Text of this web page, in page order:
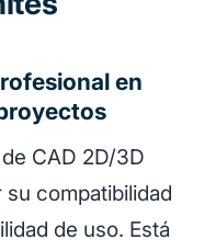
en
CAD 2D/3D
compatibilidad
de uso. Está